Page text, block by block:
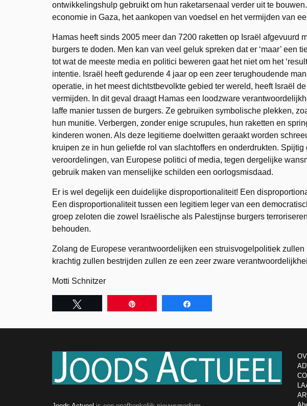
ontwikkelingshulp gebruikt om hun raketarsenaal verder uit te
economie in Gaza, het aankopen van voedsel en het vermijden van
Hamas heeft sinds 2005 meer dan 7200 raketten op Israël afgevuurd
burgers te doden. Men kan van veel geluk spreken dat er ‘maar’ een
tot wat de meeste media en politici beweren gaat het niet om het
intentie. Israël heeft gedurende 4 jaar op een zeer terughoudende
operatie, in het meest dichtstbevolkte gebied ter wereld, heeft Israël
vermijden. In dit geval draagt Hamas een loodzware
laffe manier tussen de burgers. Ze gebruiken symbolische plekken,
hun munitie. Verbergen, zonder enige scrupules, hun raketten en
kinderen wonen. Als deze legitieme doelwitten geraakt worden
kruipen ze in hun geliefde rol van slachtoffers en onderdrukten.
veroordelingen, van Europese politici of media, tegen dergelijke
gebruik maken van menselijke schilden een oorlogsmisdaad.
Er is wel degelijk een duidelijke disproportionaliteit! Een
Een disproportionaliteit tussen een legitiem leger van een
groep zeloten die zowel Israëlische als Palestijnse burgers
behouden.
Zolang de Europese verantwoordelijken een struisvogelpolitiek
krachtig zullen bestrijden zullen ze een zeer zware
Motti Schnitzer